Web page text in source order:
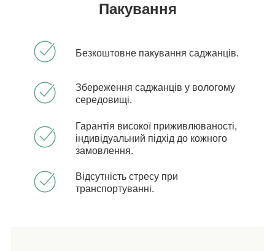
Пакування
Безкоштовне пакування саджанців.
Збереження саджанців у вологому
середовищі.
Гарантія високої приживлюваності,
індивідуальний підхід до кожного
замовлення.
Відсутність стресу при
транспортуванні.